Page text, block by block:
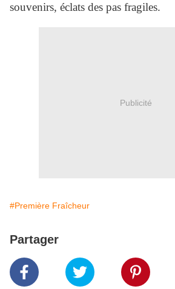
souvenirs, éclats des pas fragiles.
Publicité
#Première Fraîcheur
Partager